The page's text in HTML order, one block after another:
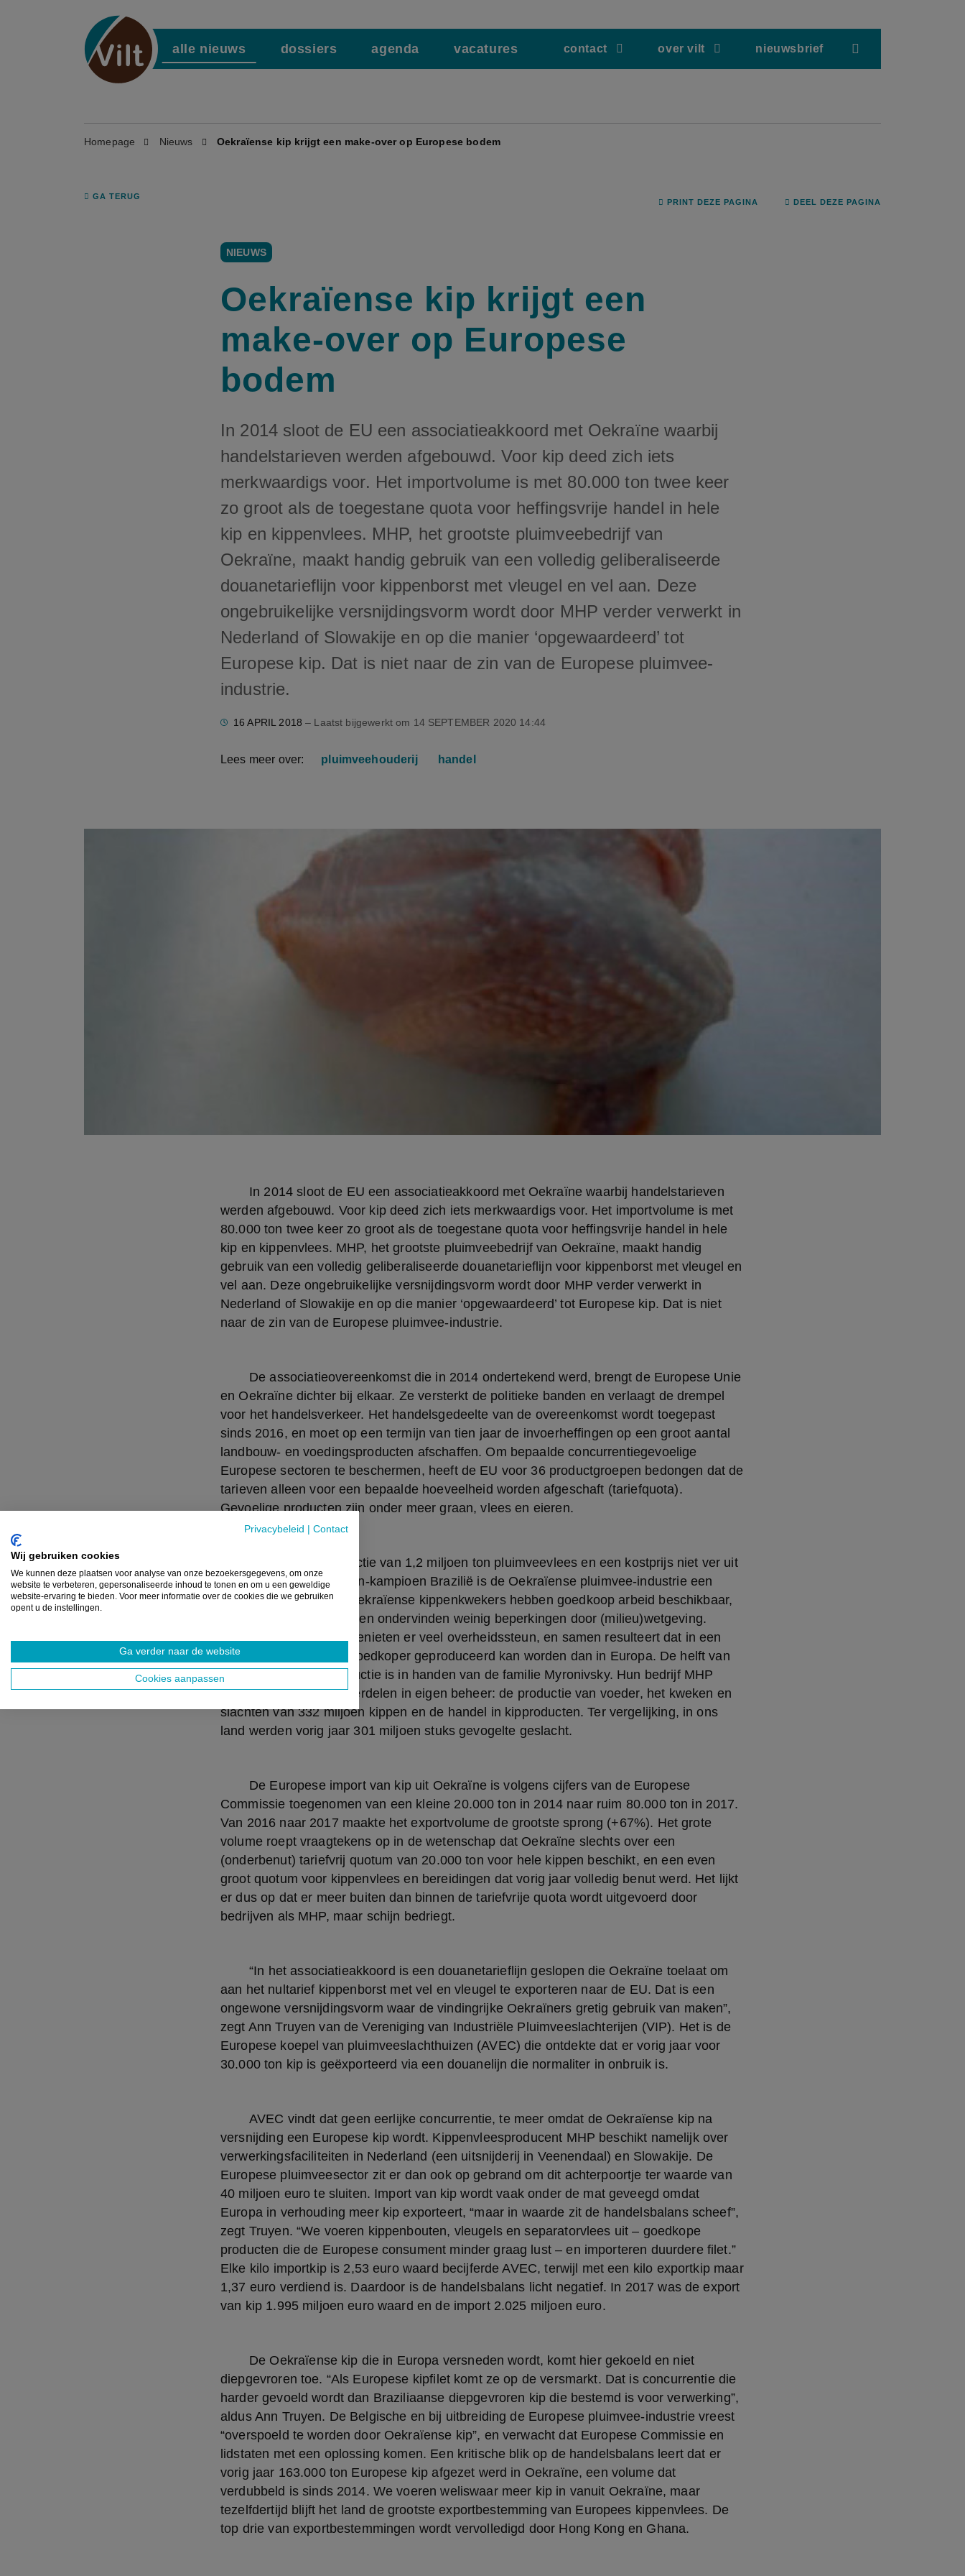
Privacybeleid Contact
Wij gebruiken cookies
We kunnen deze plaatsen voor analyse van onze bezoekersgegevens, om onze
website te verbeteren, gepersonaliseerde inhoud te tonen en om u een geweldige
website-ervaring te bieden. Voor meer informatie over de cookies die we gebruiken
opent u de instellingen.
Ga verder naar de website
Cookies aanpassen
alle nieuws dossiers agenda vacatures contact over vilt nieuwsbrief
Homepage Nieuws Oekraïense kip krijgt een make-over op Europese bodem
GA TERUG
PRINT DEZE PAGINA DEEL DEZE PAGINA
NIEUWS
Oekraïense kip krijgt een
make-over op Europese
bodem
In 2014 sloot de EU een associatieakkoord met Oekraïne waarbij
handelstarieven werden afgebouwd. Voor kip deed zich iets
merkwaardigs voor. Het importvolume is met 80.000 ton twee keer
zo groot als de toegestane quota voor heffingsvrije handel in hele
kip en kippenvlees. MHP, het grootste pluimveebedrijf van
Oekraïne, maakt handig gebruik van een volledig geliberaliseerde
douanetarieflijn voor kippenborst met vleugel en vel aan. Deze
ongebruikelijke versnijdingsvorm wordt door MHP verder verwerkt in
Nederland of Slowakije en op die manier ‘opgewaardeerd’ tot
Europese kip. Dat is niet naar de zin van de Europese pluimvee-
industrie.
16 APRIL 2018 – Laatst bijgewerkt om 14 SEPTEMBER 2020 14:44
Lees meer over: pluimveehouderij handel
werden afgebouwd. Voor kip deed zich iets merkwaardigs voor. Het importvolume is met
80.000 ton twee keer zo groot als de toegestane quota voor heffingsvrije handel in hele
kip en kippenvlees. MHP, het grootste pluimveebedrijf van Oekraïne, maakt handig
gebruik van een volledig geliberaliseerde douanetarieflijn voor kippenborst met vleugel en
vel aan. Deze ongebruikelijke versnijdingsvorm wordt door MHP verder verwerkt in
Nederland of Slowakije en op die manier ‘opgewaardeerd’ tot Europese kip. Dat is niet
naar de zin van de Europese pluimvee-industrie.
en Oekraïne dichter bij elkaar. Ze versterkt de politieke banden en verlaagt de drempel
voor het handelsverkeer. Het handelsgedeelte van de overeenkomst wordt toegepast
sinds 2016, en moet op een termijn van tien jaar de invoerheffingen op een groot aantal
landbouw- en voedingsproducten afschaffen. Om bepaalde concurrentiegevoelige
Europese sectoren te beschermen, heeft de EU voor 36 productgroepen bedongen dat de
tarieven alleen voor een bepaalde hoeveelheid worden afgeschaft (tariefquota).
Gevoelige producten zijn onder meer graan, vlees en eieren.
de buurt van lage-kosten-kampioen Brazilië is de Oekraïense pluimvee-industrie een
geduchte concurrent. Oekraïense kippenkwekers hebben goedkoop arbeid beschikbaar,
geen tekort aan voeder en ondervinden weinig beperkingen door (milieu)wetgeving.
Nieuwe investeringen genieten er veel overheidssteun, en samen resulteert dat in een
kipfilet die 40 procent goedkoper geproduceerd kan worden dan in Europa. De helft van
de Oekraïense kipproductie is in handen van de familie Myronivsky. Hun bedrijf MHP
heeft alle productieonderdelen in eigen beheer: de productie van voeder, het kweken en
slachten van 332 miljoen kippen en de handel in kipproducten. Ter vergelijking, in ons
land werden vorig jaar 301 miljoen stuks gevogelte geslacht.
Commissie toegenomen van een kleine 20.000 ton in 2014 naar ruim 80.000 ton in 2017.
Van 2016 naar 2017 maakte het exportvolume de grootste sprong (+67%). Het grote
volume roept vraagtekens op in de wetenschap dat Oekraïne slechts over een
(onderbenut) tariefvrij quotum van 20.000 ton voor hele kippen beschikt, en een even
groot quotum voor kippenvlees en bereidingen dat vorig jaar volledig benut werd. Het lijkt
er dus op dat er meer buiten dan binnen de tariefvrije quota wordt uitgevoerd door
bedrijven als MHP, maar schijn bedriegt.
aan het nultarief kippenborst met vel en vleugel te exporteren naar de EU. Dat is een
ongewone versnijdingsvorm waar de vindingrijke Oekraïners gretig gebruik van maken”,
zegt Ann Truyen van de Vereniging van Industriële Pluimveeslachterijen (VIP). Het is de
Europese koepel van pluimveeslachthuizen (AVEC) die ontdekte dat er vorig jaar voor
30.000 ton kip is geëxporteerd via een douanelijn die normaliter in onbruik is.
versnijding een Europese kip wordt. Kippenvleesproducent MHP beschikt namelijk over
verwerkingsfaciliteiten in Nederland (een uitsnijderij in Veenendaal) en Slowakije. De
Europese pluimveesector zit er dan ook op gebrand om dit achterpoortje ter waarde van
40 miljoen euro te sluiten. Import van kip wordt vaak onder de mat geveegd omdat
Europa in verhouding meer kip exporteert, “maar in waarde zit de handelsbalans scheef”,
zegt Truyen. “We voeren kippenbouten, vleugels en separatorvlees uit – goedkope
producten die de Europese consument minder graag lust – en importeren duurdere filet.”
Elke kilo importkip is 2,53 euro waard becijferde AVEC, terwijl met een kilo exportkip maar
1,37 euro verdiend is. Daardoor is de handelsbalans licht negatief. In 2017 was de export
van kip 1.995 miljoen euro waard en de import 2.025 miljoen euro.
diepgevroren toe. “Als Europese kipfilet komt ze op de versmarkt. Dat is concurrentie die
harder gevoeld wordt dan Braziliaanse diepgevroren kip die bestemd is voor verwerking”,
aldus Ann Truyen. De Belgische en bij uitbreiding de Europese pluimvee-industrie vreest
“overspoeld te worden door Oekraïense kip”, en verwacht dat Europese Commissie en
lidstaten met een oplossing komen. Een kritische blik op de handelsbalans leert dat er
vorig jaar 163.000 ton Europese kip afgezet werd in Oekraïne, een volume dat
verdubbeld is sinds 2014. We voeren weliswaar meer kip in vanuit Oekraïne, maar
tezelfdertijd blijft het land de grootste exportbestemming van Europees kippenvlees. De
top drie van exportbestemmingen wordt vervolledigd door Hong Kong en Ghana.